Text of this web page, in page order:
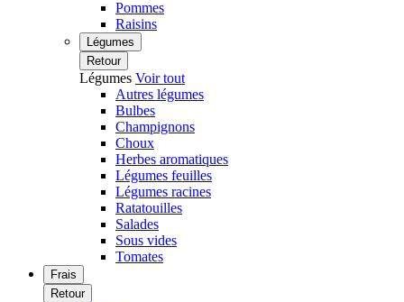
Pommes
Raisins
Légumes
Retour
Légumes Voir tout
Autres légumes
Bulbes
Champignons
Choux
Herbes aromatiques
Légumes feuilles
Légumes racines
Ratatouilles
Salades
Sous vides
Tomates
Frais
Retour